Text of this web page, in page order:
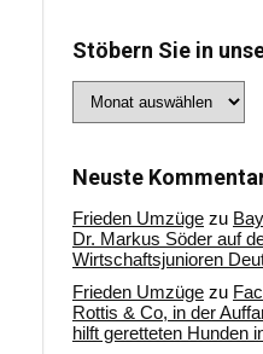
Stöbern Sie in
Sie
Archiv
Neuste
Frieden Umzüge zu
Dr. Markus Söder auf
Wirtschaftsjunioren
Frieden Umzüge zu
Rottis & Co, in der
hilft geretteten Hunden